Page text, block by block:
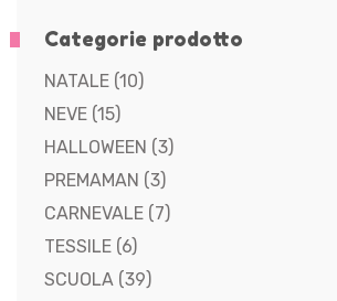
Categorie prodotto
NATALE (10)
NEVE (15)
HALLOWEEN (3)
PREMAMAN (3)
CARNEVALE (7)
TESSILE (6)
SCUOLA (39)